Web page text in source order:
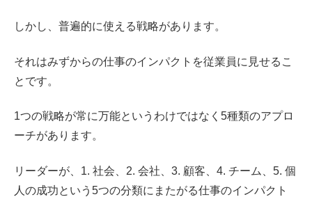
しかし、普遍的に使える戦略があります。
それはみずからの仕事のインパクトを従業員に見せるこ
とです。
1つの戦略が常に万能というわけではなく5種類のアプロ
ーチがあります。
リーダーが、1. 社会、2. 会社、3. 顧客、4. チーム、5. 個
人の成功という5つの分類にまたがる仕事のインパクト